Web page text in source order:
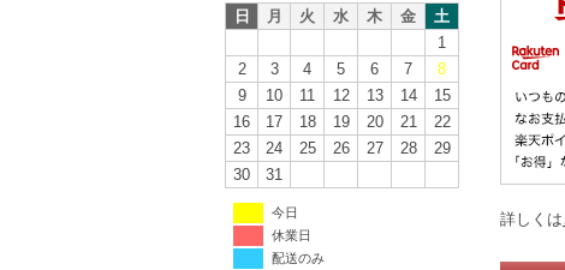
日
月 火 水 木 金
土
1
2
3 4 5 6 7
8
9
10 11 12 13 14
15
16
17 18 19 20 21
22
23
24 25 26 27 28
29
30
31
今日
休業日
配送のみ
詳しくは